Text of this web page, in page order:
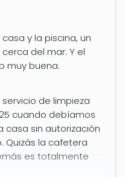
y la piscina, un
del mar. Y el
muy buena.
de limpieza
cuando debíamos
casa sin autorización
Quizás la cafetera
es totalmente